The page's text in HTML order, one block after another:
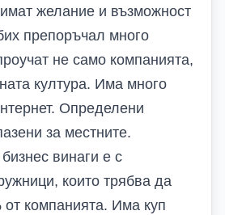
желание и възможност
препоръчал много
не само компанията,
култура. Има много
Определени
за местните.
винаги е с
които трябва да
от компанията. Има куп